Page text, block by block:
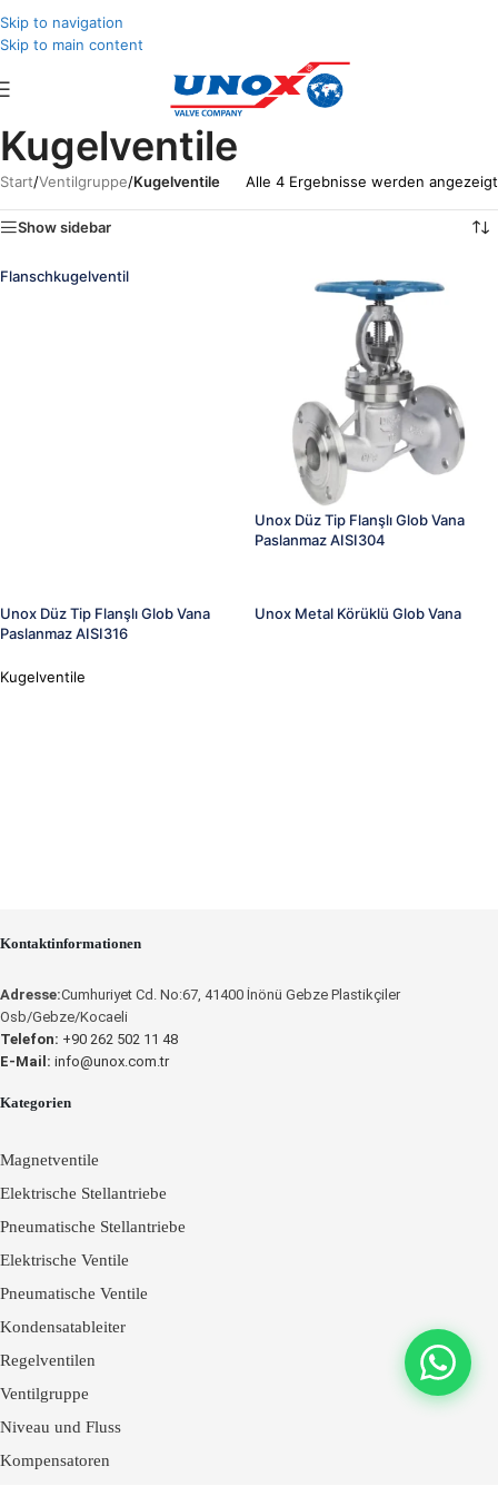
Skip to navigation
Skip to main content
Kugelventile
Start/Ventilgruppe/Kugelventile Alle 4 Ergebnisse werden angezeigt
Show sidebar
Flanschkugelventil
Unox Düz Tip Flanşlı Glob Vana
Paslanmaz AISI304
Unox Düz Tip Flanşlı Glob Vana
Paslanmaz AISI316
Unox Metal Körüklü Glob Vana
Kugelventile
Kontaktinformationen
Adresse:Cumhuriyet Cd. No:67, 41400 İnönü Gebze Plastikçiler
Osb/Gebze/Kocaeli
Telefon: +90 262 502 11 48
E-Mail: info@unox.com.tr
Kategorien
Magnetventile
Elektrische Stellantriebe
Pneumatische Stellantriebe
Elektrische Ventile
Pneumatische Ventile
Kondensatableiter
Regelventilen
Ventilgruppe
Niveau und Fluss
Kompensatoren